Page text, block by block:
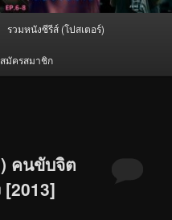
รวมหนังซีรีส์ (โปสเตอร์)
สมัครสมาชิก
คนขับจิต
[2013]